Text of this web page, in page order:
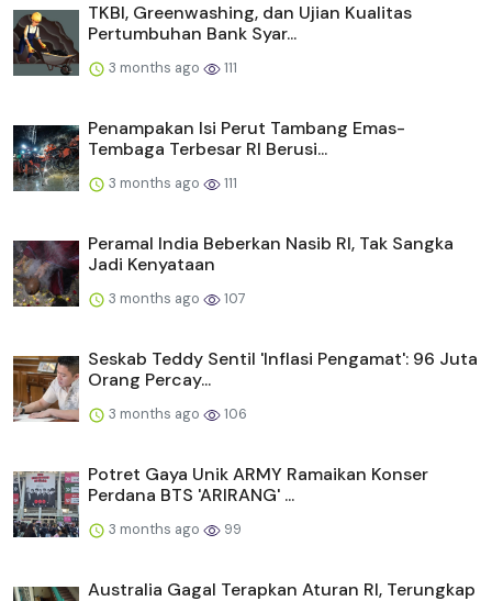
TKBI, Greenwashing, dan Ujian Kualitas
Pertumbuhan Bank Syar...
3 months ago 111
Penampakan Isi Perut Tambang Emas-
Tembaga Terbesar RI Berusi...
3 months ago 111
Peramal India Beberkan Nasib RI, Tak Sangka
Jadi Kenyataan
3 months ago 107
Seskab Teddy Sentil 'Inflasi Pengamat': 96 Juta
Orang Percay...
3 months ago 106
Potret Gaya Unik ARMY Ramaikan Konser
Perdana BTS 'ARIRANG' ...
3 months ago 99
Australia Gagal Terapkan Aturan RI, Terungkap